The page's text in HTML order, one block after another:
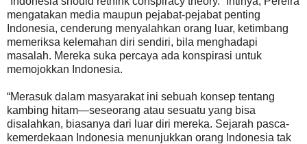
mengatakan media maupun pejabat-pejabat penting
Indonesia, cenderung menyalahkan orang luar, ketimbang
memeriksa kelemahan diri sendiri, bila menghadapi
masalah. Mereka suka percaya ada konspirasi untuk
memojokkan Indonesia.
“Merasuk dalam masyarakat ini sebuah konsep tentang
kambing hitam—seseorang atau sesuatu yang bisa
disalahkan, biasanya dari luar diri mereka. Sejarah pasca-
kemerdekaan Indonesia menunjukkan orang Indonesia tak